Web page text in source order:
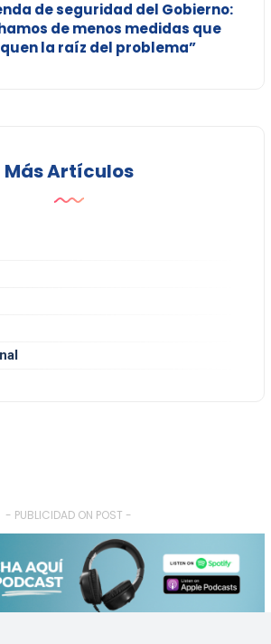
de seguridad del Gobierno:
de menos medidas que
la raíz del problema”
Más Artículos
- PUBLICIDAD ON POST -